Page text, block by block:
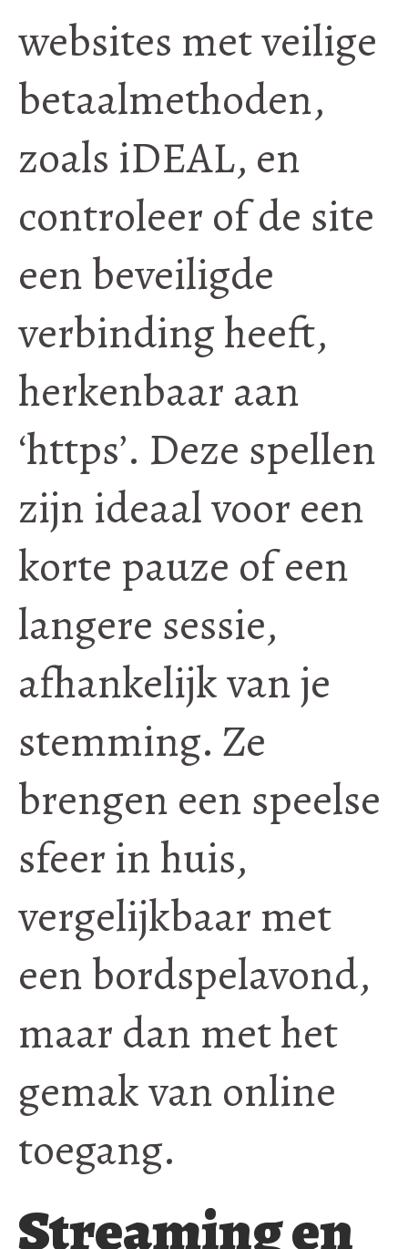
websites met veilige
betaalmethoden,
zoals iDEAL, en
controleer of de site
een beveiligde
verbinding heeft,
herkenbaar aan
‘https’. Deze spellen
zijn ideaal voor een
korte pauze of een
langere sessie,
afhankelijk van je
stemming. Ze
brengen een speelse
sfeer in huis,
vergelijkbaar met
een bordspelavond,
maar dan met het
gemak van online
toegang.
Streaming en